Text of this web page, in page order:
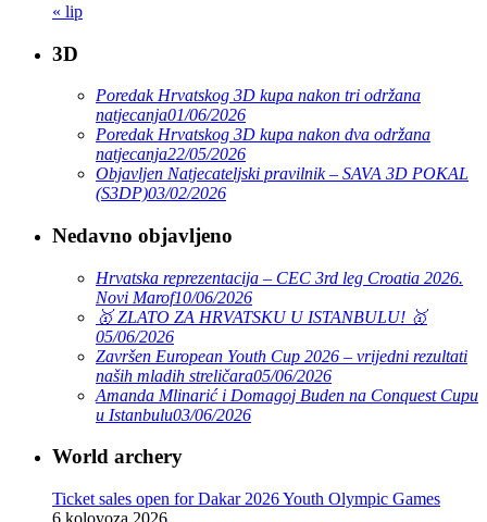
« lip
3D
Poredak Hrvatskog 3D kupa nakon tri održana
natjecanja01/06/2026
Poredak Hrvatskog 3D kupa nakon dva održana
natjecanja22/05/2026
Objavljen Natjecateljski pravilnik – SAVA 3D POKAL
(S3DP)03/02/2026
Nedavno objavljeno
Hrvatska reprezentacija – CEC 3rd leg Croatia 2026.
Novi Marof10/06/2026
🥇 ZLATO ZA HRVATSKU U ISTANBULU! 🥇
05/06/2026
Završen European Youth Cup 2026 – vrijedni rezultati
naših mladih streličara05/06/2026
Amanda Mlinarić i Domagoj Buden na Conquest Cupu
u Istanbulu03/06/2026
World archery
Ticket sales open for Dakar 2026 Youth Olympic Games